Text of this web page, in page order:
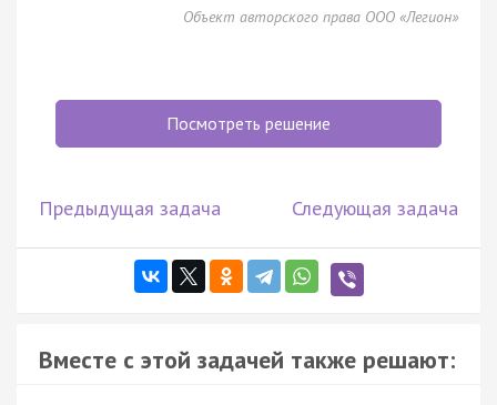
Объект авторского права ООО «Легион»
Посмотреть решение
Предыдущая задача Следующая задача
Вместе с этой задачей также решают: